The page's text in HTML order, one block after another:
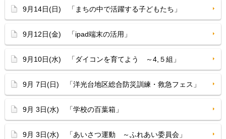
9月14日(日) 「まちの中で活躍する子どもたち」
9月12日(金) 「ipad端末の活用」
9月10日(水) 「ダイコンを育てよう ～4,５組」
9月 7日(日) 「洋光台地区総合防災訓練・救急フェス」
9月 3日(水) 「学校の百葉箱」
9月 3日(水) 「あいさつ運動 ～ふれあい委員会」